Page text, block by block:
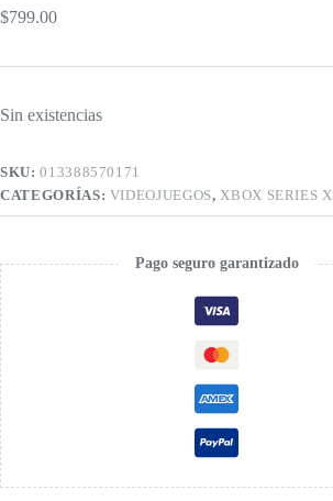
$799.00
Sin existencias
SKU:013388570171
CATEGORÍAS: VIDEOJUEGOS,XBOX SERIES X
Pago seguro garantizado